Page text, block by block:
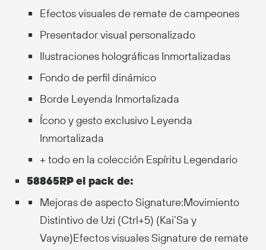
Efectos visuales de remate de campeones
Presentador visual personalizado
Ilustraciones holográficas Inmortalizadas
Fondo de perfil dinámico
Borde Leyenda Inmortalizada
Ícono y gesto exclusivo Leyenda
Inmortalizada
+ todo en la colección Espíritu Legendario
58865RP el pack de:
Mejoras de aspecto Signature:Movimiento
Distintivo de Uzi (Ctrl+5) (Kai’Sa y
Vayne)Efectos visuales Signature de remate